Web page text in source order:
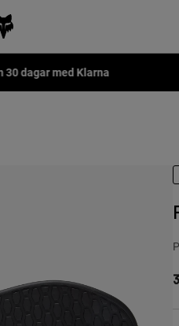
-Shop now